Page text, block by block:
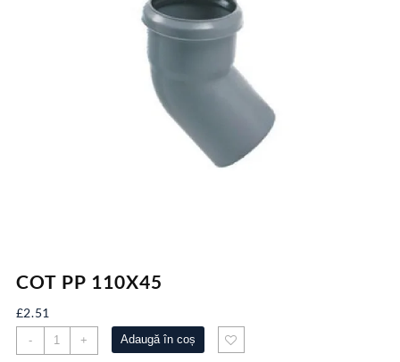
COT PP 110X45
£2.51
-
Cantitate
COT
+ Adaugă în coș